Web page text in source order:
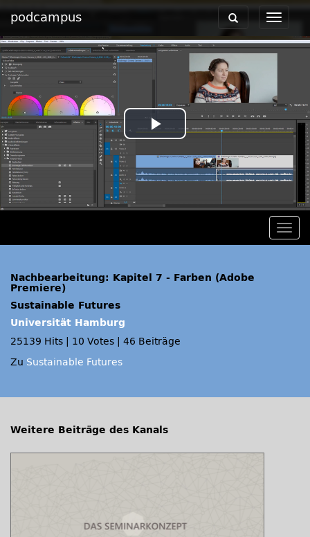
podcampus
Toggle
Toggle
navigation
Play
Video
Nachbearbeitung: Kapitel 7 - Farben (Adobe
Premiere)
Sustainable Futures
Universität Hamburg
25139 Hits
10 Votes
46 Beiträge
Zu Sustainable Futures
Weitere Beiträge des Kanals